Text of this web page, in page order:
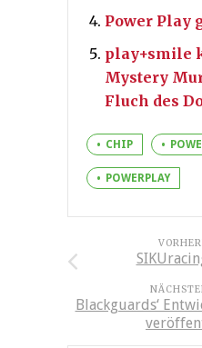
Power Play
play+smile
Mystery
Fluch des
CHIP
POWERPLAY
Blackguards‘